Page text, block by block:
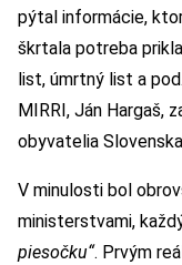
pýtal informácie,
škrtala potreba
list, úmrtný list a
MIRRI, Ján Hargaš,
obyvatelia
V minulosti bol
ministerstvami,
piesočku“. Prvým